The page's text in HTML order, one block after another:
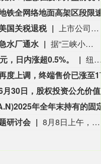
国关税退税
上市公司公告显示，自7月以来，多家公司宣布已经收到美国关税退税。根据美国最高法院今年2月裁定，《国际紧急经济权力法》不授权总统征收大规模关税。美国国际贸易法院随后下令海关办理相关退款。海关与边境保护局4月20日启动第一阶段退款工作，首批退款于5月11日前后发放。美国海关与边境保护局官员本月4日披露的信息显示，截至7月底，该部门已处理完毕约1000亿美元关税的退款流程并把相关信息提供给财政部用于付款。（中新社）
水厂通水
据“三峡小微”公众号消息，8月8日，由三峡集团所属长江环保集团、武汉市水务集团等共同投资建设的华中地区规模最大的“双膜”工艺应急水厂——武汉梁子湖应急水厂并网通水，标志着武汉市江南区域正式构建起“一江一湖”双水源互为备援、灵活调度的供水新格局，为片区660万市民用水安全提供坚实保障。
，日内涨超0.5%。
纽约原油暗盘突破77美元
研讨会 8月8日上午，全球财富管理论坛在京召开“地方国有存量资产盘活进展、难点与策略”课题研讨会，楼继伟出席会议并做总结发言。楼继伟在发言中表示，盘活国有资产既是近期的当务之急，也是一项长期性的战略任务。当前我国GDP平减指数阶段性承压走低，财政维持紧平衡格局的压力持续攀升；我国税收结构以间接税为主体，税收收入增速显著弱于名义GDP增速，财政内生增收动能受限。叠加土地财政收入大幅收缩，地方隐性债务化解、长期限国债常态化发行带来的利息支出刚性上涨，收支两端压力持续凸显。综合多重现实约束来看，国有存量资产盘活并非短期应急手段，而是一项需要常态化、长效化推进的重点工作。（全球财富管理论坛）